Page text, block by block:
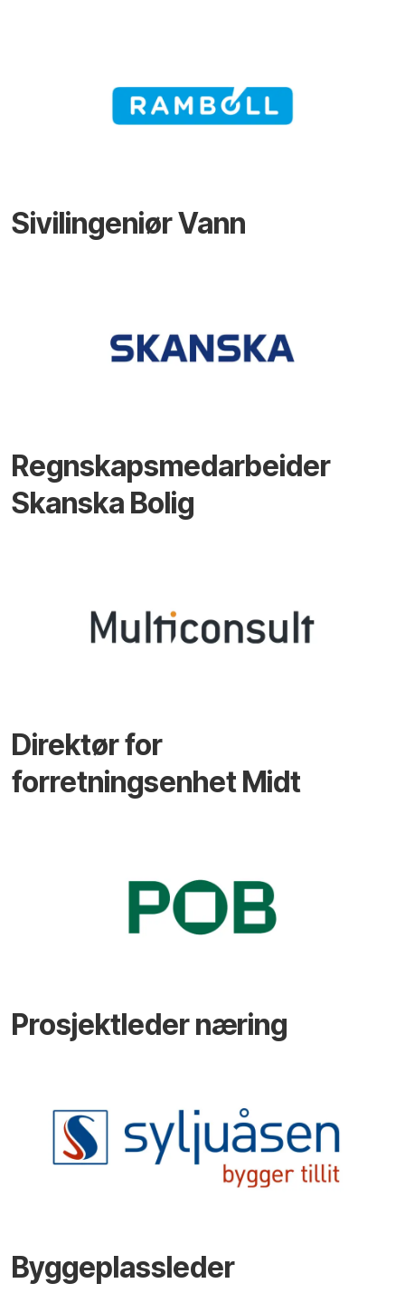
Sivilingeniør Vann
Regnskapsmedarbeider
Skanska Bolig
Direktør for
forretningsenhet Midt
Prosjektleder næring
Byggeplassleder